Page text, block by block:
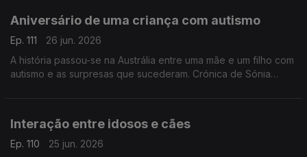
Aniversário de uma criança com autismo
Ep. 111
26 jun. 2026
A história passou-se na Austrália entre uma mãe e um filho com
autismo e as surpresas que sucederam. Crónica de Sónia
Interação entre idosos e cães
Ep. 110
25 jun. 2026